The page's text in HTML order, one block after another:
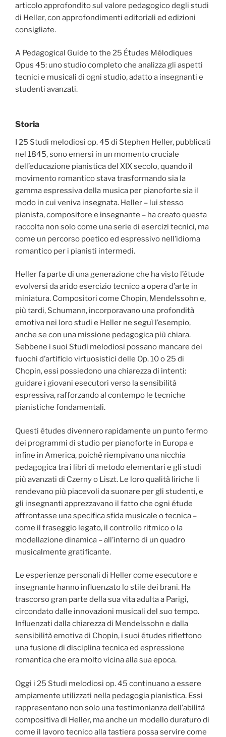
articolo approfondito sul valore pedagogico degli studi
di Heller, con approfondimenti editoriali ed edizioni
consigliate.
A Pedagogical Guide to the 25 Études Mélodiques
Opus 45: uno studio completo che analizza gli aspetti
tecnici e musicali di ogni studio, adatto a insegnanti e
studenti avanzati.
Storia
I 25 Studi melodiosi op. 45 di Stephen Heller, pubblicati
nel 1845, sono emersi in un momento cruciale
dell’educazione pianistica del XIX secolo, quando il
movimento romantico stava trasformando sia la
gamma espressiva della musica per pianoforte sia il
modo in cui veniva insegnata. Heller – lui stesso
pianista, compositore e insegnante – ha creato questa
raccolta non solo come una serie di esercizi tecnici, ma
come un percorso poetico ed espressivo nell’idioma
romantico per i pianisti intermedi.
Heller fa parte di una generazione che ha visto l’étude
evolversi da arido esercizio tecnico a opera d’arte in
miniatura. Compositori come Chopin, Mendelssohn e,
più tardi, Schumann, incorporavano una profondità
emotiva nei loro studi e Heller ne seguì l’esempio,
anche se con una missione pedagogica più chiara.
Sebbene i suoi Studi melodiosi possano mancare dei
fuochi d’artificio virtuosistici delle Op. 10 o 25 di
Chopin, essi possiedono una chiarezza di intenti:
guidare i giovani esecutori verso la sensibilità
espressiva, rafforzando al contempo le tecniche
pianistiche fondamentali.
Questi études divennero rapidamente un punto fermo
dei programmi di studio per pianoforte in Europa e
infine in America, poiché riempivano una nicchia
pedagogica tra i libri di metodo elementari e gli studi
più avanzati di Czerny o Liszt. Le loro qualità liriche li
rendevano più piacevoli da suonare per gli studenti, e
gli insegnanti apprezzavano il fatto che ogni étude
affrontasse una specifica sfida musicale o tecnica –
come il fraseggio legato, il controllo ritmico o la
modellazione dinamica – all’interno di un quadro
musicalmente gratificante.
Le esperienze personali di Heller come esecutore e
insegnante hanno influenzato lo stile dei brani. Ha
trascorso gran parte della sua vita adulta a Parigi,
circondato dalle innovazioni musicali del suo tempo.
Influenzati dalla chiarezza di Mendelssohn e dalla
sensibilità emotiva di Chopin, i suoi études riflettono
una fusione di disciplina tecnica ed espressione
romantica che era molto vicina alla sua epoca.
Oggi i 25 Studi melodiosi op. 45 continuano a essere
ampiamente utilizzati nella pedagogia pianistica. Essi
rappresentano non solo una testimonianza dell’abilità
compositiva di Heller, ma anche un modello duraturo di
come il lavoro tecnico alla tastiera possa servire come